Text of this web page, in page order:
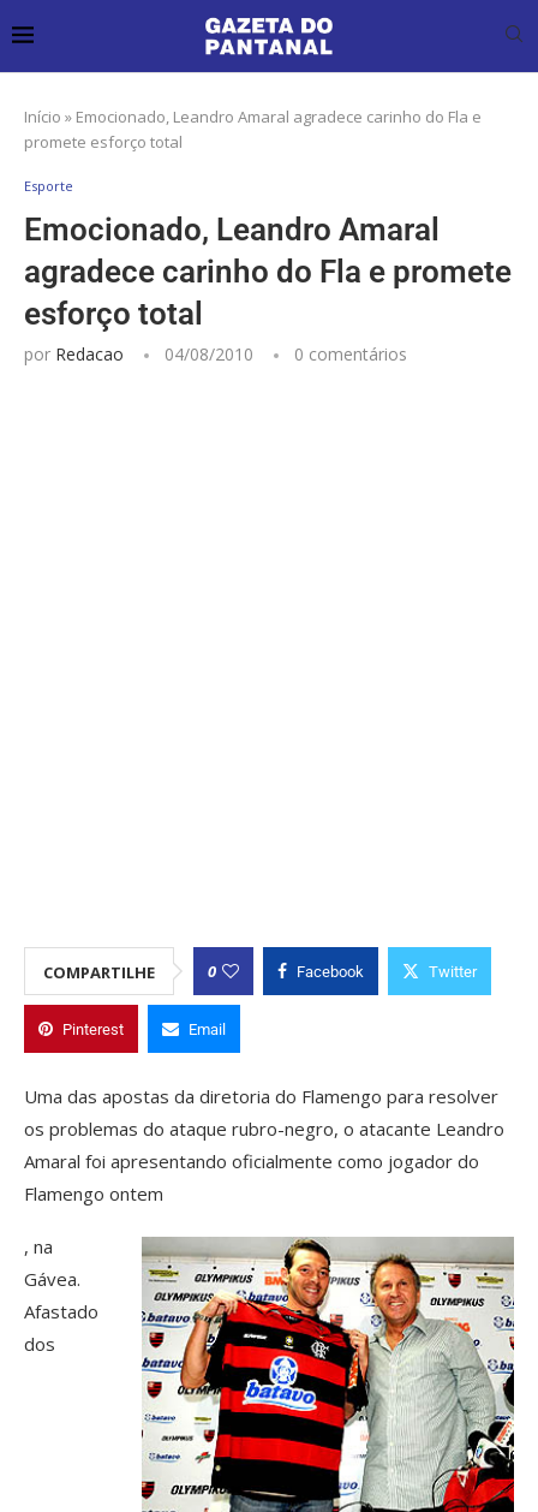
Início » Emocionado, Leandro Amaral agradece carinho do Fla e
promete esforço total
Esporte
Emocionado, Leandro Amaral
agradece carinho do Fla e promete
esforço total
por Redacao 04/08/2010 0 comentários
COMPARTILHE 0 Facebook Twitter
Pinterest Email
Uma das apostas da diretoria do Flamengo para resolver
os problemas do ataque rubro-negro, o atacante Leandro
Amaral foi apresentando oficialmente como jogador do
Flamengo ontem
, na
Gávea.
Afastado
dos